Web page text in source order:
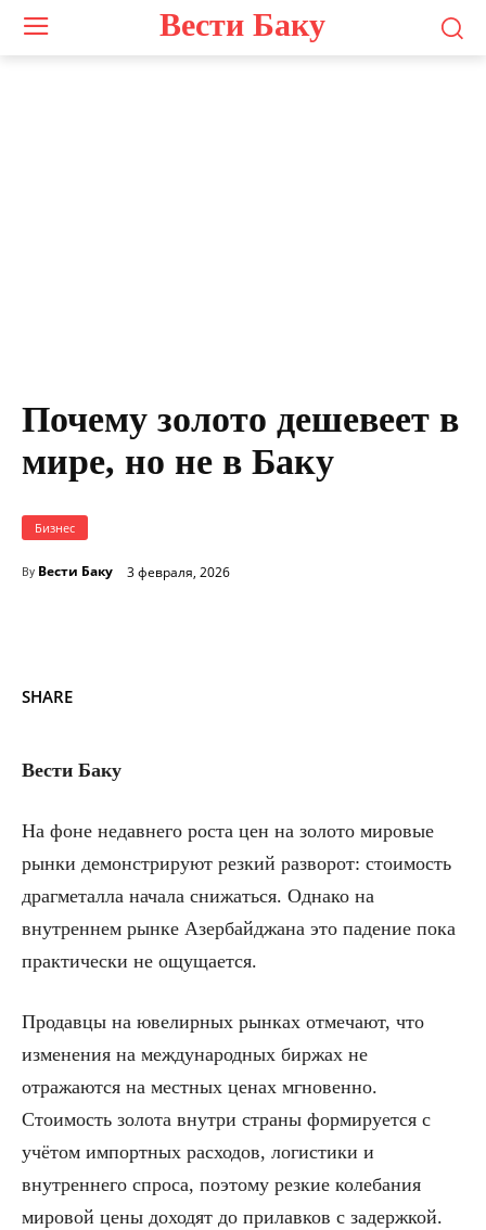
Вести Баку
Почему золото дешевеет в
мире, но не в Баку
Бизнес
By Вести Баку 3 февраля, 2026
SHARE
Вести Баку
На фоне недавнего роста цен на золото мировые
рынки демонстрируют резкий разворот: стоимость
драгметалла начала снижаться. Однако на
внутреннем рынке Азербайджана это падение пока
практически не ощущается.
Продавцы на ювелирных рынках отмечают, что
изменения на международных биржах не
отражаются на местных ценах мгновенно.
Стоимость золота внутри страны формируется с
учётом импортных расходов, логистики и
внутреннего спроса, поэтому резкие колебания
мировой цены доходят до прилавков с задержкой.